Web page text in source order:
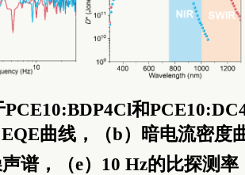
PCE10:BDP4Cl和
曲线，（b）暗电流密度
谱，（e）10 Hz的比探测